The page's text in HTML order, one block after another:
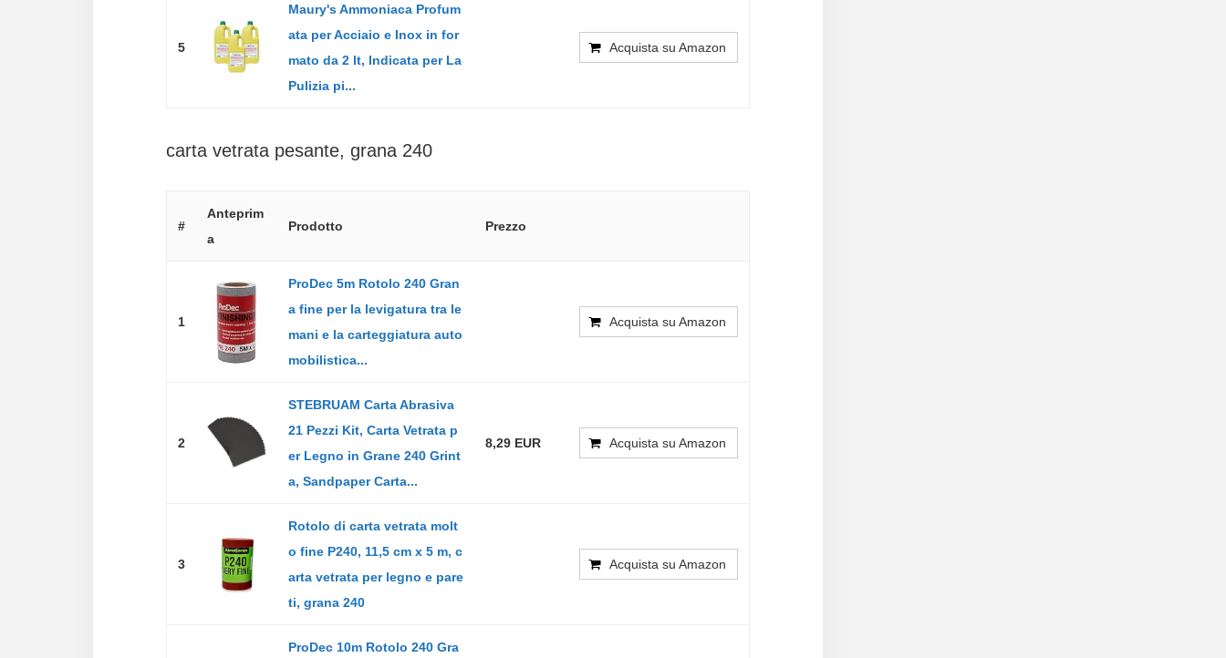
5
Maury's Ammoniaca Profum
ata per Acciaio e Inox in for
mato da 2 lt, Indicata per La
Pulizia pi...
Acquista su Amazon
carta vetrata pesante, grana 240
#
Anteprim
a
Prodotto Prezzo
1
ProDec 5m Rotolo 240 Gran
a fine per la levigatura tra le
mani e la carteggiatura auto
mobilistica...
Acquista su Amazon
2
STEBRUAM Carta Abrasiva
21 Pezzi Kit, Carta Vetrata p
er Legno in Grane 240 Grint
a, Sandpaper Carta...
8,29 EUR Acquista su Amazon
3
Rotolo di carta vetrata molt
o fine P240, 11,5 cm x 5 m, c
arta vetrata per legno e pare
ti, grana 240
Acquista su Amazon
ProDec 10m Rotolo 240 Gra